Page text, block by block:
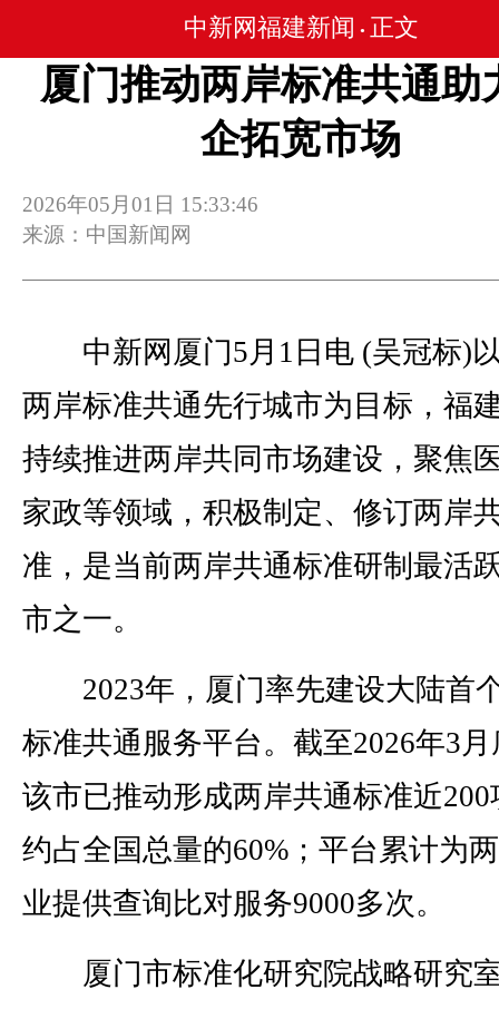
中新网福建新闻 • 正文
厦门推动两岸标准共通助
企拓宽市场
2026年05月01日 15:33:46
来源：中国新闻网
中新网厦门5月1日电 (吴冠标)
两岸标准共通先行城市为目标，福
持续推进两岸共同市场建设，聚焦
家政等领域，积极制定、修订两岸
准，是当前两岸共通标准研制最活
市之一。
2023年，厦门率先建设大陆首
标准共通服务平台。截至2026年3月
该市已推动形成两岸共通标准近200
约占全国总量的60%；平台累计为
业提供查询比对服务9000多次。
厦门市标准化研究院战略研究